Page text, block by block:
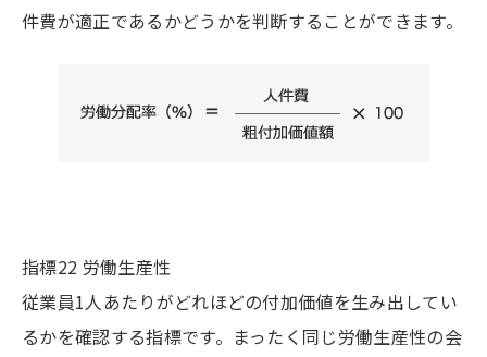
件費が適正であるかどうかを判断することができます。
指標22 労働生産性
従業員1人あたりがどれほどの付加価値を生み出してい
るかを確認する指標です。まったく同じ労働生産性の会